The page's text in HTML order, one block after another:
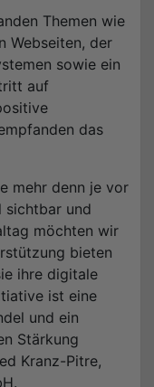
Themen wie
Webseiten, der
sowie ein
auf
das
mehr denn je vor
sichtbar und
möchten wir
bieten
ihre digitale
ist eine
und ein
Stärkung
Kranz-Pitre,